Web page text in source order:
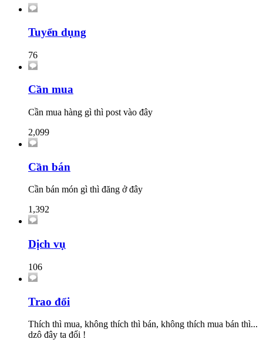
Tuyển dụng
76
Cần mua
Cần mua hàng gì thì post vào đây
2,099
Cần bán
Cần bán món gì thì đăng ở đây
1,392
Dịch vụ
106
Trao đổi
Thích thì mua, không thích thì bán, không thích mua bán thì...
dzô đây ta đổi !